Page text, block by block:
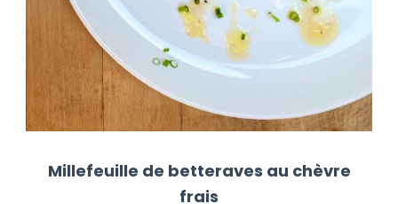
Millefeuille de betteraves au chèvre
frais